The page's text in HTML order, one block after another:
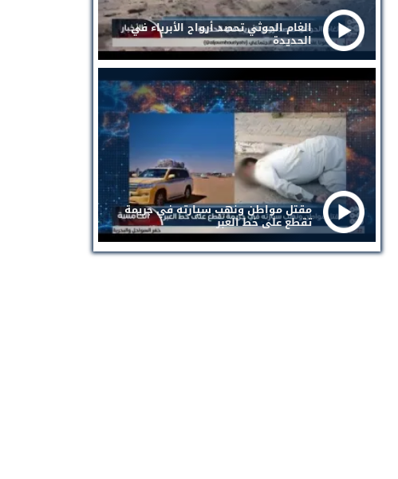
الغام الحوثي تحصد أرواح الأبرياء في
الحديدة
مقتل مواطن ونهب سيارته في جريمة
تقطع على خط العبر